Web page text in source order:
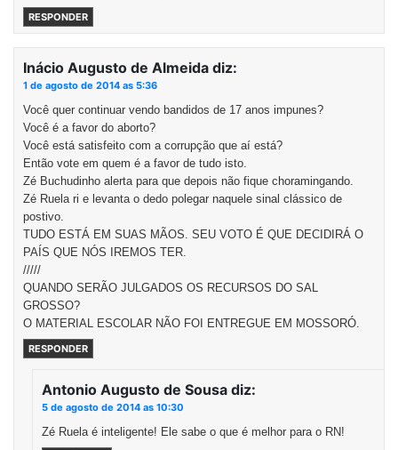
RESPONDER
Inácio Augusto de Almeida diz:
1 de agosto de 2014 as 5:36
Você quer continuar vendo bandidos de 17 anos impunes?
Você é a favor do aborto?
Você está satisfeito com a corrupção que aí está?
Então vote em quem é a favor de tudo isto.
Zé Buchudinho alerta para que depois não fique choramingando.
Zé Ruela ri e levanta o dedo polegar naquele sinal clássico de
postivo.
TUDO ESTÁ EM SUAS MÃOS. SEU VOTO É QUE DECIDIRÁ O
PAÍS QUE NÓS IREMOS TER.
/////
QUANDO SERÃO JULGADOS OS RECURSOS DO SAL
GROSSO?
O MATERIAL ESCOLAR NÃO FOI ENTREGUE EM MOSSORÓ.
RESPONDER
Antonio Augusto de Sousa diz:
5 de agosto de 2014 as 10:30
Zé Ruela é inteligente! Ele sabe o que é melhor para o RN!